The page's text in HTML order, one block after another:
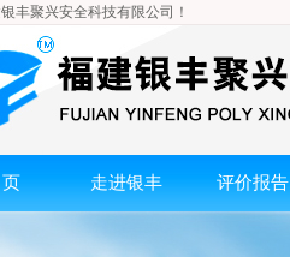
丰聚兴安全科技有限公司！
走进银丰 评价报告